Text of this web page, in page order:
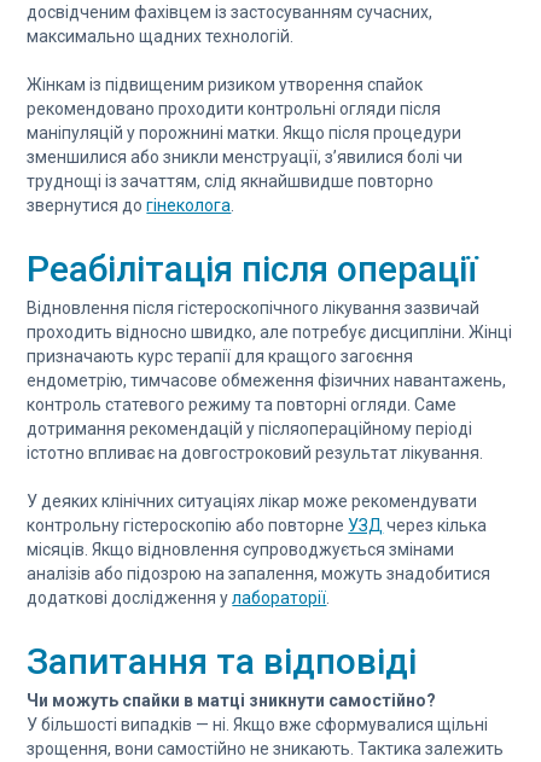
досвідченим фахівцем із застосуванням сучасних,
максимально щадних технологій.
Жінкам із підвищеним ризиком утворення спайок
рекомендовано проходити контрольні огляди після
маніпуляцій у порожнині матки. Якщо після процедури
зменшилися або зникли менструації, з’явилися болі чи
труднощі із зачаттям, слід якнайшвидше повторно
звернутися догінеколога
Реабілітація після операції
Відновлення після гістероскопічного лікування зазвичай
проходить відносно швидко, але потребує дисципліни. Жінці
призначають курс терапії для кращого загоєння
ендометрію, тимчасове обмеження фізичних навантажень,
контроль статевого режиму та повторні огляди. Саме
дотримання рекомендацій у післяопераційному періоді
істотно впливає на довгостроковий результат лікування.
У деяких клінічних ситуаціях лікар може рекомендувати
контрольну гістероскопію або повторне УЗД через кілька
місяців. Якщо відновлення супроводжується змінами
аналізів або підозрою на запалення, можуть знадобитися
додаткові дослідження улабораторії
Запитання та відповіді
Чи можуть спайки в матці зникнути самостійно?
У більшості випадків — ні. Якщо вже сформувалися щільні
зрощення, вони самостійно не зникають. Тактика залежить